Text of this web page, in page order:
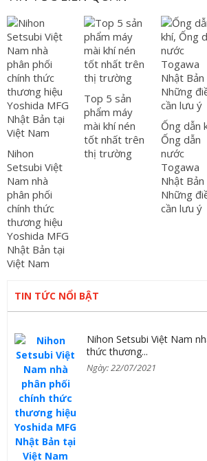
Nihon
Setsubi Việt
Nam nhà
phân phối
chính thức
thương hiệu
Yoshida MFG
Nhật Bản tại
Việt Nam
Top 5 sản
phẩm máy
mài khí nén
tốt nhất trên
thị trường
Ống dẫn
Ống dẫn
nước
Togawa
Nhật Bản
Những
cần lưu ý
TIN TỨC NỔI BẬT
Nihon Setsubi Việt Nam
thức thương...
Ngày: 22/07/2021